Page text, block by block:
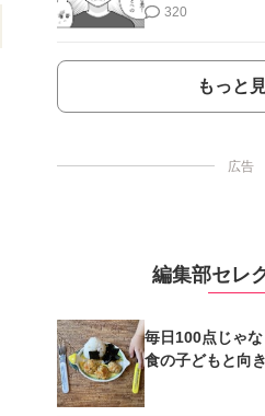
第12話＞#4コマ
320
もっと
広告
編集部セレ
毎日100点じゃ
食の子どもと向